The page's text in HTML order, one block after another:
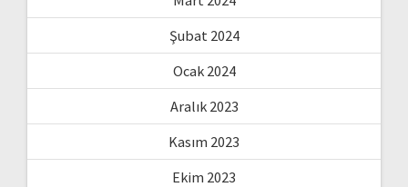
Şubat 2024
Ocak 2024
Aralık 2023
Kasım 2023
Ekim 2023